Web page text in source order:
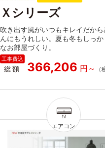
Ｘシリーズ
吹き出す風がいつもキレイだから
んにもうれしい。夏も冬もしっか
なお部屋づくり。
総額 366,206